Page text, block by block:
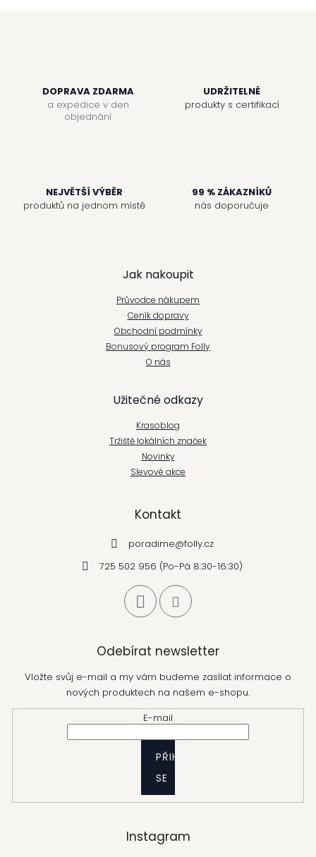
DOPRAVA ZDARMA
a expedice v den
objednání
UDRŽITELNÉ
produkty s certifikací
NEJVĚTŠÍ VÝBĚR
produktů na jednom místě
99 % ZÁKAZNÍKŮ
nás doporučuje
Jak nakoupit
Průvodce nákupem
Ceník dopravy
Obchodní podmínky
Bonusový program Folly
O nás
Užitečné odkazy
Krasoblog
Tržiště lokálních značek
Novinky
Slevové akce
Kontakt
poradime@folly.cz
725 502 956 (Po-Pá 8:30-16:30)
Odebírat newsletter
Vložte svůj e-mail a my vám budeme zasílat informace o
nových produktech na našem e-shopu.
E-mail
PŘIHLÁSIT
SE
Instagram